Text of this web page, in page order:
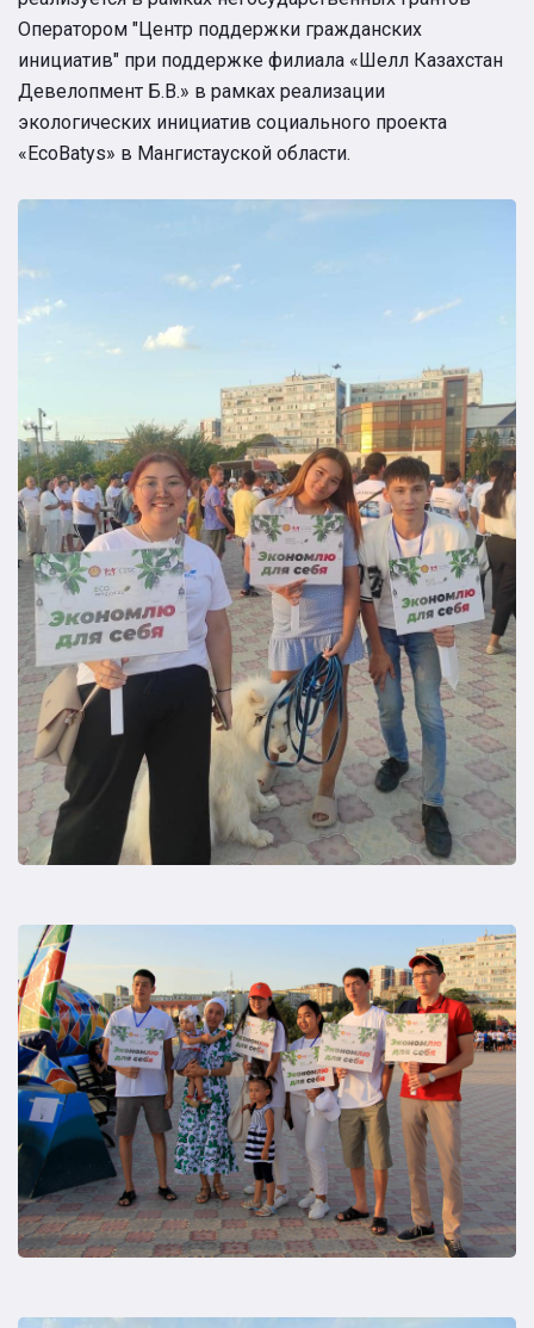
Оператором "Центр поддержки гражданских
инициатив" при поддержке филиала «Шелл Казахстан
Девелопмент Б.В.» в рамках реализации
экологических инициатив социального проекта
«EcoBatys» в Мангистауской области.